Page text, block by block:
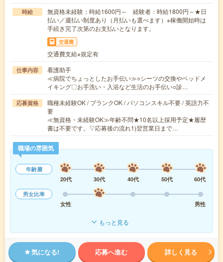
時給
無資格未経験：時給1600円～ 経験者：時給1800円～★日
払い／週払い制度あり（月払いも選べます）※稼働開始時は
手続き完了次第のお支払いとなります。
交通費
交通費支給※規定有
仕事内容
看護助手
≪病院でちょっとしたお手伝い≫○シーツの交換やベッドメ
イキング〇お手洗い・入浴など生活のお手伝い○診…
応募資格
職種未経験OK / ブランクOK / パソコンスキル不要 / 英語力不
要
≪無資格・未経験OK≫年齢不問★10名以上採用予定★履歴
書は不要です。▽応募後の流れ1)翌営業日まで…
職場の雰囲気
年齢層
20代
30代 40代 50代
60代
男女比率
女性
男性
もっと見る
気になる! 応募へ進む 詳しく見る